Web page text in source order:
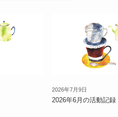
2026年6月の活動記録
2026年7月9日